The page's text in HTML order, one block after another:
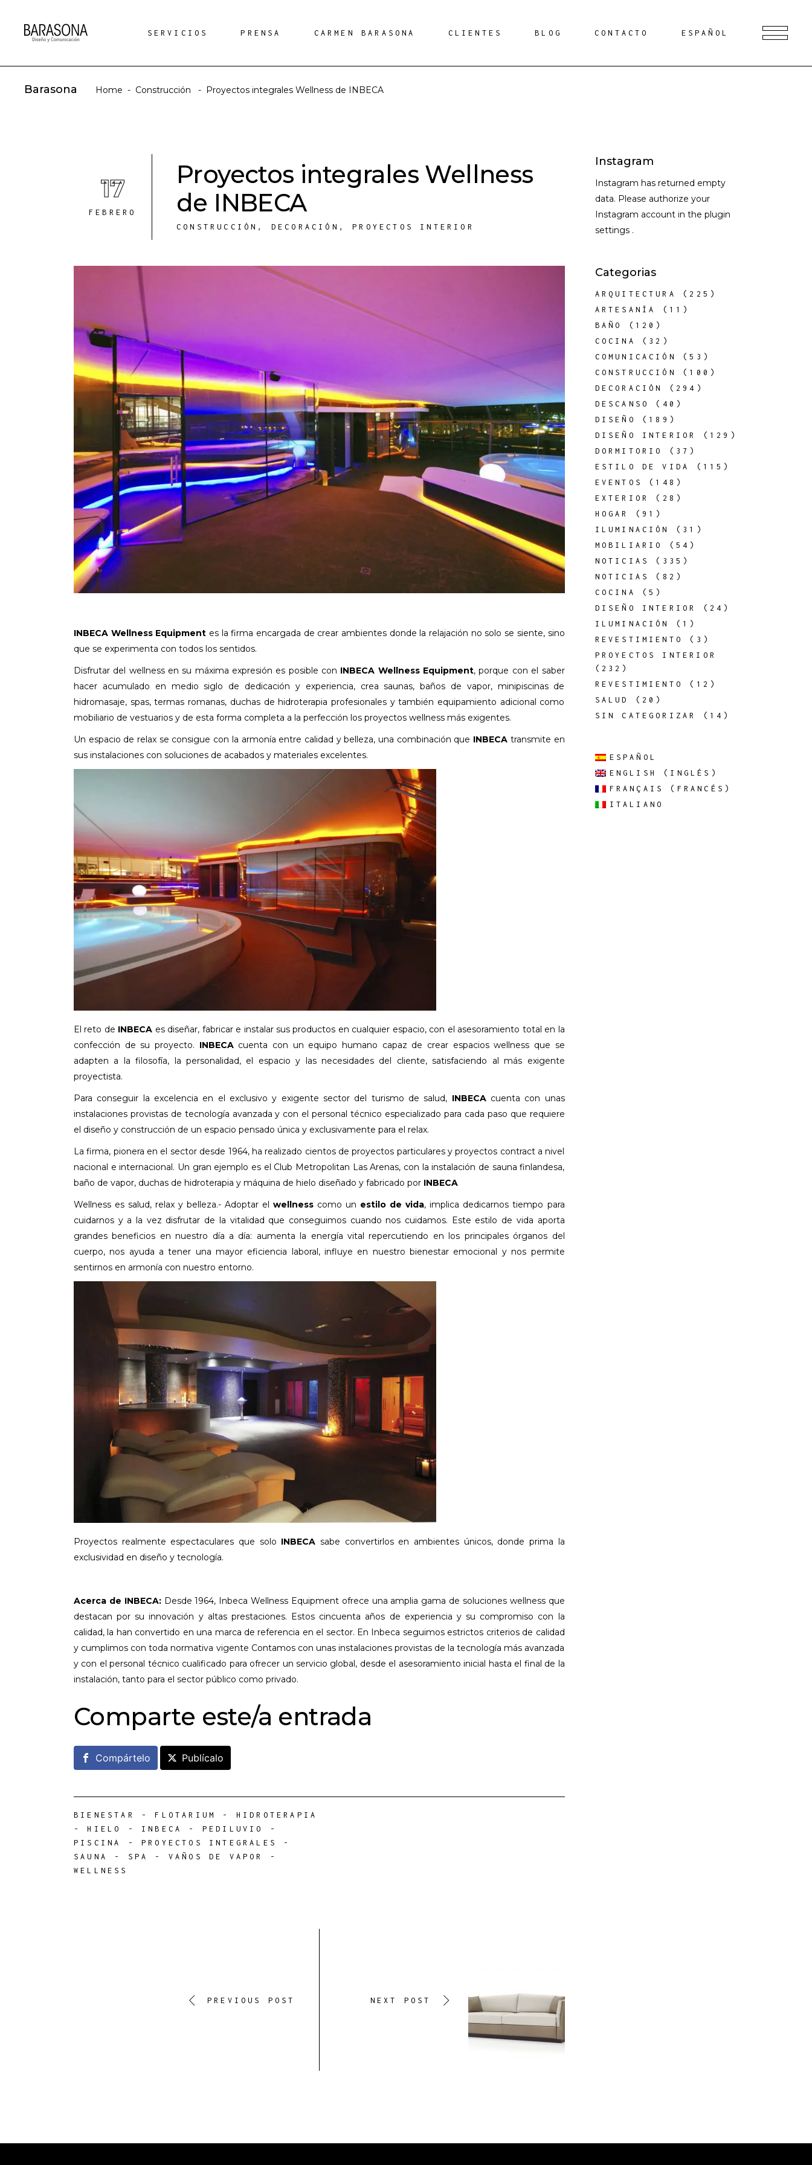
SERVICIOS PRENSA CARMEN BARASONA CLIENTES BLOG CONTACTO ESPAÑOL
Barasona Home - Construcción - Proyectos integrales Wellness de INBECA
17
FEBRERO
Proyectos integrales Wellness
de INBECA
CONSTRUCCIÓN , DECORACIÓN ,PROYECTOS INTERIOR
INBECA Wellness Equipment es la firma encargada de crear ambientes donde la relajación no solo se siente, sino
que se experimenta con todos los sentidos.
Disfrutar del wellness en su máxima expresión es posible con INBECA Wellness Equipment, porque con el saber
hacer acumulado en medio siglo de dedicación y experiencia, crea saunas, baños de vapor, minipiscinas de
hidromasaje, spas, termas romanas, duchas de hidroterapia profesionales y también equipamiento adicional como
mobiliario de vestuarios y de esta forma completa a la perfección los proyectos wellness más exigentes.
Un espacio de relax se consigue con la armonía entre calidad y belleza, una combinación que INBECA transmite en
sus instalaciones con soluciones de acabados y materiales excelentes.
El reto de INBECA es diseñar, fabricar e instalar sus productos en cualquier espacio, con el asesoramiento total en la
confección de su proyecto. INBECA cuenta con un equipo humano capaz de crear espacios wellness que se
adapten a la filosofía, la personalidad, el espacio y las necesidades del cliente, satisfaciendo al más exigente
proyectista.
Para conseguir la excelencia en el exclusivo y exigente sector del turismo de salud, INBECA cuenta con unas
instalaciones provistas de tecnología avanzada y con el personal técnico especializado para cada paso que requiere
el diseño y construcción de un espacio pensado única y exclusivamente para el relax.
La firma, pionera en el sector desde 1964, ha realizado cientos de proyectos particulares y proyectos contract a nivel
nacional e internacional. Un gran ejemplo es el Club Metropolitan Las Arenas, con la instalación de sauna finlandesa,
baño de vapor, duchas de hidroterapia y máquina de hielo diseñado y fabricado por INBECA
Wellness es salud, relax y belleza.- Adoptar elwellness como un estilo de vida, implica dedicarnos tiempo para
cuidarnos y a la vez disfrutar de la vitalidad que conseguimos cuando nos cuidamos. Este estilo de vida aporta
grandes beneficios en nuestro día a día: aumenta la energía vital repercutiendo en los principales órganos del
cuerpo, nos ayuda a tener una mayor eficiencia laboral, influye en nuestro bienestar emocional y nos permite
sentirnos en armonía con nuestro entorno.
Proyectos realmente espectaculares que solo INBECA sabe convertirlos en ambientes únicos, donde prima la
exclusividad en diseño y tecnología.
Acerca de INBECA: Desde 1964, Inbeca Wellness Equipment ofrece una amplia gama de soluciones wellness que
destacan por su innovación y altas prestaciones. Estos cincuenta años de experiencia y su compromiso con la
calidad, la han convertido en una marca de referencia en el sector. En Inbeca seguimos estrictos criterios de calidad
y cumplimos con toda normativa vigente Contamos con unas instalaciones provistas de la tecnología más avanzada
y con el personal técnico cualificado para ofrecer un servicio global, desde el asesoramiento inicial hasta el final de la
instalación, tanto para el sector público como privado.
Comparte este/a entrada
Compártelo Publícalo
BIENESTAR -FLOTARIUM - HIDROTERAPIA
-HIELO - INBECA - PEDILUVIO
-
PISCINA
-PROYECTOS INTEGRALES
-
SAUNA
- SPA - VAÑOS DE VAPOR
-
WELLNESS
PREVIOUS POST NEXT POST
Instagram
Instagram has returned empty
data. Please authorize your
Instagram account in the plugin
settings .
Categorias
ARQUITECTURA
(225)
ARTESANÍA
(11)
BAÑO
(120)
COCINA
(32)
COMUNICACIÓN
(53)
CONSTRUCCIÓN
(100)
DECORACIÓN
(294)
DESCANSO
(40)
DISEÑO
(189)
DISEÑO INTERIOR
(129)
DORMITORIO
(37)
ESTILO DE VIDA
(115)
EVENTOS
(148)
EXTERIOR
(28)
HOGAR
(91)
ILUMINACIÓN
(31)
MOBILIARIO
(54)
NOTICIAS
(335)
NOTICIAS
(82)
COCINA
(5)
DISEÑO INTERIOR
(24)
ILUMINACIÓN
(1)
REVESTIMIENTO
(3)
PROYECTOS INTERIOR
(232)
REVESTIMIENTO
(12)
SALUD
(20)
SIN CATEGORIZAR
(14)
ESPAÑOL
ENGLISH
( INGLÉS )
FRANÇAIS
( FRANCÉS )
ITALIANO